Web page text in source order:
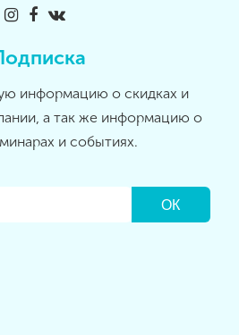
информацию о скидках и
а так же информацию о
и событиях.